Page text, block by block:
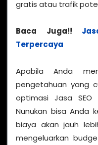
gratis atau trafik
Baca Juga!!
Terpercaya
Apabila Anda
pengetahuan yang
optimasi Jasa SEO
Nunukan bisa Anda
biaya akan jauh
mengeluarkan